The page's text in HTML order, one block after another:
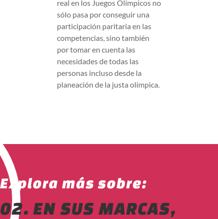
real en los Juegos Olímpicos no
sólo pasa por conseguir una
participación paritaria en las
competencias, sino también
por tomar en cuenta las
necesidades de todas las
personas incluso desde la
planeación de la justa olímpica.
Explora más sobre:
02. EN SUS MARCAS,